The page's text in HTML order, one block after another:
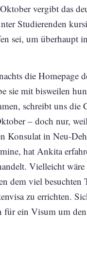
vergibt das
Studierenden
sei, um überhaupt
die Homepage
sie mit bisweilen
schreibt uns die
– doch nur,
Konsulat in Neu-
hat Ankita
Vielleicht
dem viel besuchten
zu errichten.
ein Visum um